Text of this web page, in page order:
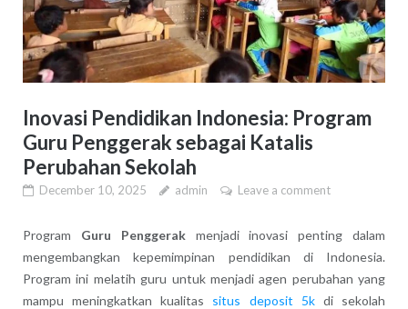
Inovasi Pendidikan Indonesia: Program
Guru Penggerak sebagai Katalis
Perubahan Sekolah
December 10, 2025 admin Leave a comment
Program Guru Penggerakmenjadi inovasi penting dalam
mengembangkan kepemimpinan pendidikan di Indonesia.
Program ini melatih guru untuk menjadi agen perubahan yang
mampu meningkatkan kualitas situs deposit 5kdi sekolah